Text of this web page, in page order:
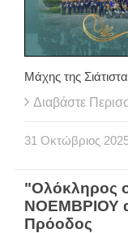
Μάχης της
Διαβάστε
31 Οκτώβριος
"Ολόκληρος
ΝΟΕΜΒΡΙΟΥ
Πρόοδος